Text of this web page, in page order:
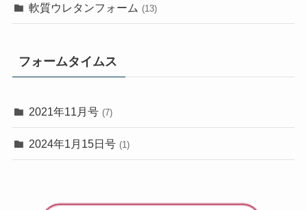
軟質ウレタンフォーム (13)
フォームタイムス
2021年11月号 (7)
2024年1月15日号 (1)